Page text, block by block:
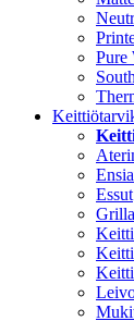
Pure
Essut